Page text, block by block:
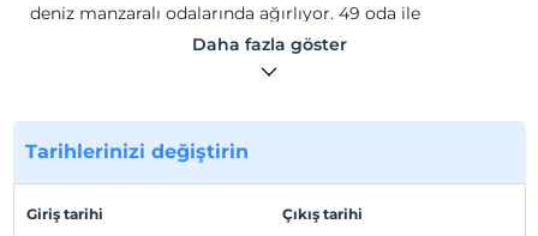
deniz manzaralı odalarında ağırlıyor. 49 oda ile
misafirlerine hizmet veren tesisin tüm odalarında;
balkon, televizyon, duş, klima, kasa, uyandırma servisi ve
Doğal güzelliklere ve eğlenceli gece hayatına sahip olan
Marmaris'te hizmet veren Almena City; misafirlerini
49 oda ile misafirlerine hizmet veren tesisin tüm
Daha fazla göster
Tarihlerinizi değiştirin
Giriş tarihi Çıkış tarihi